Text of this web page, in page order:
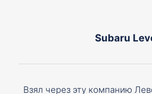
Subaru
Взял через эту компанию